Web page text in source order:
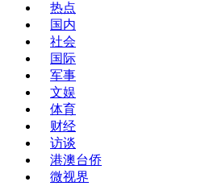
热点
国内
社会
国际
军事
文娱
体育
财经
访谈
港澳台侨
微视界